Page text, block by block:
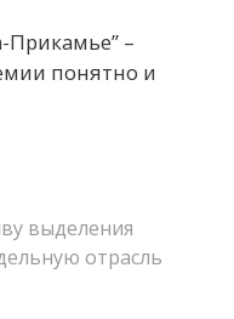
–
понятно и
выделения
отрасль